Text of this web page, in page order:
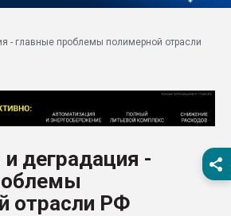
28.07.2026
первый план в
28.07.2026
ситуацией на
Всё, что касается
- главные проблемы полимерной отрасли
деградация -
отрасли РФ